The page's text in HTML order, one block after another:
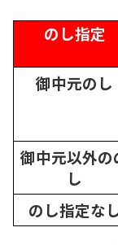
のし指定
御中元のし
御中元以外の
し
のし指定な